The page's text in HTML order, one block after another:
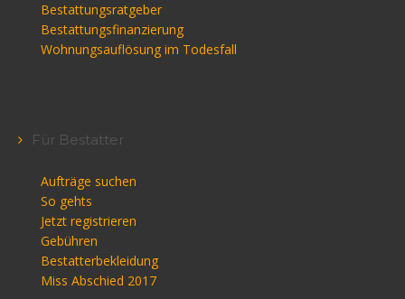
Bestattungsratgeber
Bestattungsfinanzierung
Wohnungsauflösung im Todesfall
Für Bestatter
Aufträge suchen
So gehts
Jetzt registrieren
Gebühren
Bestatterbekleidung
Miss Abschied 2017